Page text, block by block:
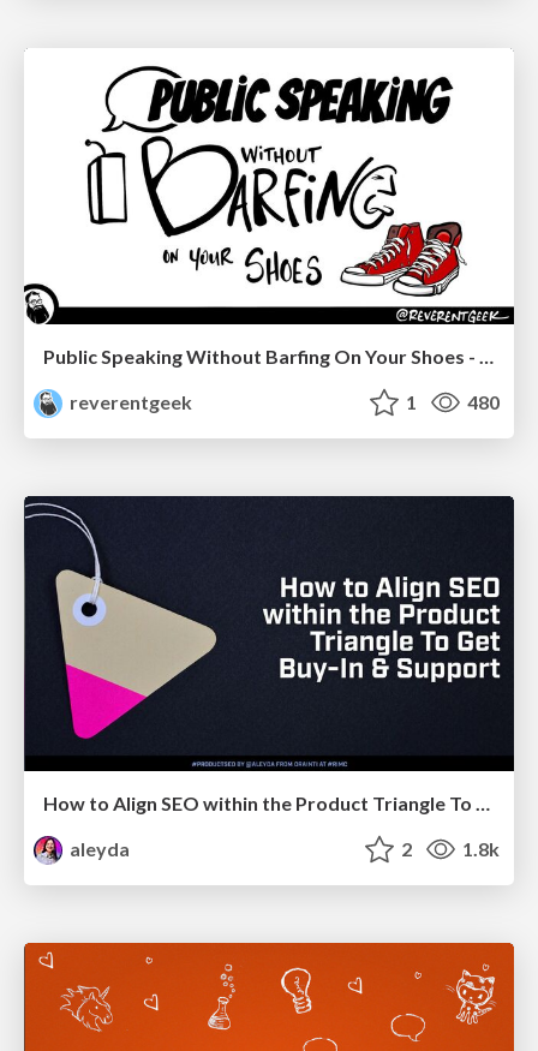
reverentgeek
1 480
How to Align SEO within the Product Triangle To Get Buy-In & Support - #RIMC
aleyda
2 1.8k